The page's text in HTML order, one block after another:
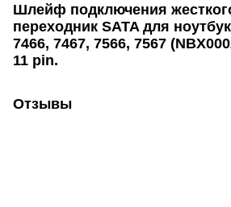
Шлейф подключения
переходник SATA для
7466, 7467, 7566, 7567
11 pin.
Отзывы